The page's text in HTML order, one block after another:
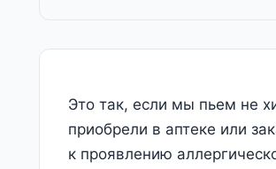
Это так, если мы пьем не
приобрели в аптеке или
к проявлению